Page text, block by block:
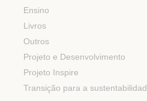
Ensino
Livros
Outros
Projeto e Desenvolvimento
Projeto Inspire
Transição para a